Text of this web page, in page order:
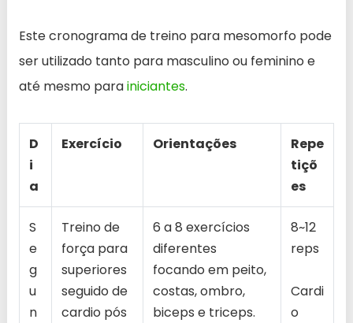
Este cronograma de treino para mesomorfo pode
ser utilizado tanto para masculino ou feminino e
até mesmo parainiciantes.
D
i
a
Exercício Orientações
Repe
tiçõ
es
S
e
g
u
n
Treino de
força para
superiores
seguido de
cardio pós
6 a 8 exercícios
diferentes
focando em peito,
costas, ombro,
biceps e triceps.
8~12
reps
Cardi
o